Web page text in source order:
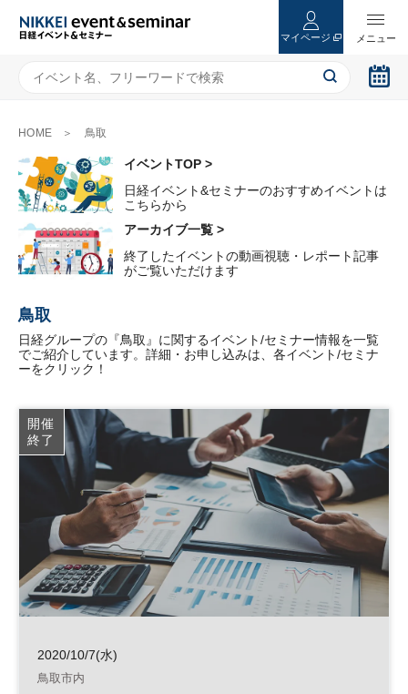
マイページ
HOME 鳥取
イベントTOP >
日経イベント&セミナーのおすすめイベントは
こちらから
アーカイブ一覧 >
終了したイベントの動画視聴・レポート記事
がご覧いただけます
鳥取
日経グループの『鳥取』に関するイベント/セミナー情報を一覧
でご紹介しています。詳細・お申し込みは、各イベント/セミナ
ーをクリック！
開催
終了
2020/10/7(水)
鳥取市内